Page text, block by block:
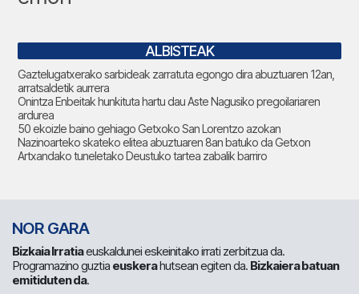
ALBISTEAK
Gaztelugatxerako sarbideak zarratuta egongo dira abuztuaren 12an,
arratsaldetik aurrera
Onintza Enbeitak hunkituta hartu dau Aste Nagusiko pregoilariaren
ardurea
50 ekoizle baino gehiago Getxoko San Lorentzo azokan
Nazinoarteko skateko elitea abuztuaren 8an batuko da Getxon
Artxandako tuneletako Deustuko tartea zabalik barriro
NOR GARA
Bizkaia Irratiaeuskaldunei eskeinitako irrati zerbitzua da.
Programazino guztia euskerahutsean egiten da. Bizkaiera batuan
emitiduten da.